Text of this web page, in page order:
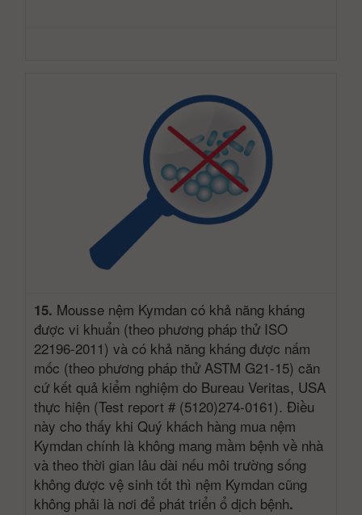
15. Mousse nệm Kymdan có khả năng kháng
được vi khuẩn (theo phương pháp thử ISO
22196-2011) và có khả năng kháng được nấm
mốc (theo phương pháp thử ASTM G21-15) căn
cứ kết quả kiểm nghiệm do Bureau Veritas, USA
thực hiện (Test report # (5120)274-0161). Điều
này cho thấy khi Quý khách hàng mua nệm
Kymdan chính là không mang mầm bệnh về nhà
và theo thời gian lâu dài nếu môi trường sống
không được vệ sinh tốt thì nệm Kymdan cũng
không phải là nơi để phát triển ổ dịch bệnh.